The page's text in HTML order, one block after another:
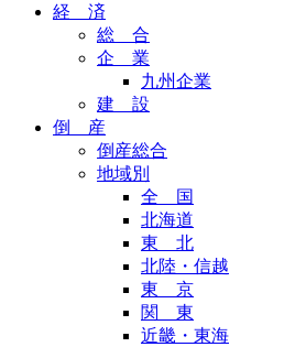
経 済
総 合
企 業
九州企業
建 設
倒 産
倒産総合
地域別
全 国
北海道
東 北
北陸・信越
東 京
関 東
近畿・東海